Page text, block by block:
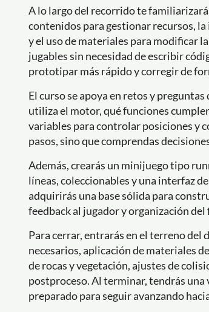
A lo largo del recorrido te
contenidos para gestionar recursos,
y el uso de materiales para modificar
jugables sin necesidad de escribir
prototipar más rápido y corregir de
El curso se apoya en retos y
utiliza el motor, qué funciones
variables para controlar posiciones y
pasos, sino que comprendas
Además, crearás un minijuego tipo
líneas, coleccionables y una interfaz
adquirirás una base sólida para
feedback al jugador y organización
Para cerrar, entrarás en el terreno del
necesarios, aplicación de materiales
de rocas y vegetación, ajustes de
postproceso. Al terminar, tendrás una
preparado para seguir avanzando